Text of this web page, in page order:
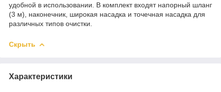
удобной в использовании. В комплект входят напорный шланг
(3 м), наконечник, широкая насадка и точечная насадка для
различных типов очистки.
Скрыть
Характеристики